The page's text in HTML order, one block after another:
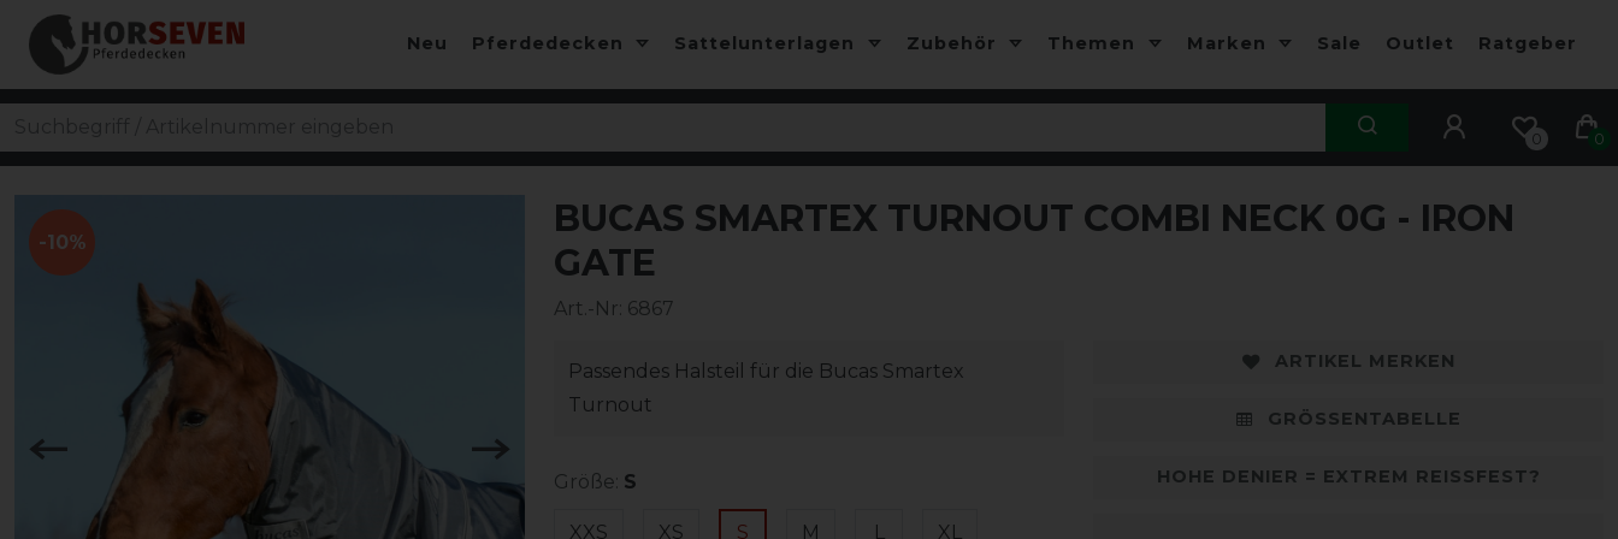
Neu Pferdedecken Sattelunterlagen Zubehör Themen Marken Sale Outlet Ratgeber
0 0
-10%
BUCAS SMARTEX TURNOUT COMBI NECK 0G - IRON
GATE
Art.-Nr: 6867
Passendes Halsteil für die Bucas Smartex
Turnout
Größe: S
XXS XS S M L XL
ARTIKEL MERKEN
GRÖSSENTABELLE
HOHE DENIER = EXTREM REISSFEST?